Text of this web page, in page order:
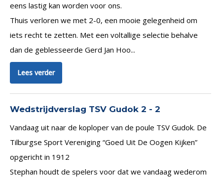
eens lastig kan worden voor ons.
Thuis verloren we met 2-0, een mooie gelegenheid om
iets recht te zetten. Met een voltallige selectie behalve
dan de geblesseerde Gerd Jan Hoo...
Lees verder
Wedstrijdverslag TSV Gudok 2 - 2
Vandaag uit naar de koploper van de poule TSV Gudok. De
Tilburgse Sport Vereniging “Goed Uit De Oogen Kijken”
opgericht in 1912
Stephan houdt de spelers voor dat we vandaag wederom